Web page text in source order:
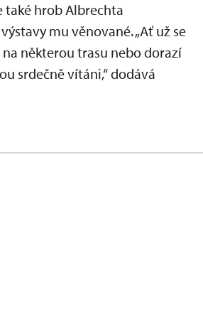
také hrob Albrechta
mu věnované. „Ať už se
některou trasu nebo dorazí
srdečně vítáni,“ dodává